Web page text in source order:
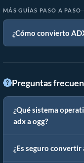
MÁS GUÍAS PASO A PASO
¿Cómo convierto
Preguntas
¿Qué sistema
adx a ogg?
¿Es seguro convertir